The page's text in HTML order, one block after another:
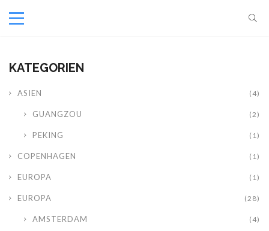
KATEGORIEN
ASIEN (4)
GUANGZOU (2)
PEKING (1)
COPENHAGEN (1)
EUROPA (1)
EUROPA (28)
AMSTERDAM (4)